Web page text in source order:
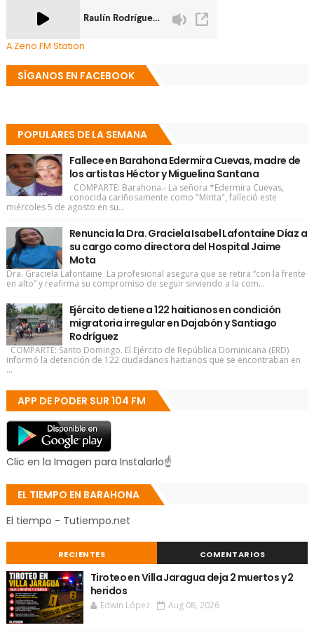
A Zeno.FM Station
SÍGANOS EN FACEBOOK
POPULARES DE LA SEMANA
Fallece en Barahona Edermira Cuevas, madre de
los artistas Héctor y Miguelina Santana
COMPARTE: Barahona.- La señora *Edermira Cuevas,
conocida cariñosamente como "Mirita", falleció este
miércoles 5 de agosto en su...
Renuncia la Dra. Graciela Isabel Lafontaine Díaz a
su cargo como directora del Hospital Jaime
Mota
Dra. Graciela Lafontaine La profesional asegura que se retira “con la frente
en alto” y reafirma su compromiso de seguir sirviendo a la com...
Ejército detiene a 122 haitianos en condición
migratoria irregular en Dajabón y Santiago
Rodríguez
COMPARTE: Santo Domingo. El Ejército de República Dominicana (ERD)
informó la detención de 122 ciudadanos haitianos que se encontraban en
...
APP DE PODER SUR 104 FM
Clic en la Imagen para Instalarlo☝
EL TIEMPO EN BARAHONA
El tiempo - Tutiempo.net
RECIENTES COMENTARIOS
Tiroteo en Villa Jaragua deja 2 muertos y 2
heridos
Edwin López Aug 08, 2026